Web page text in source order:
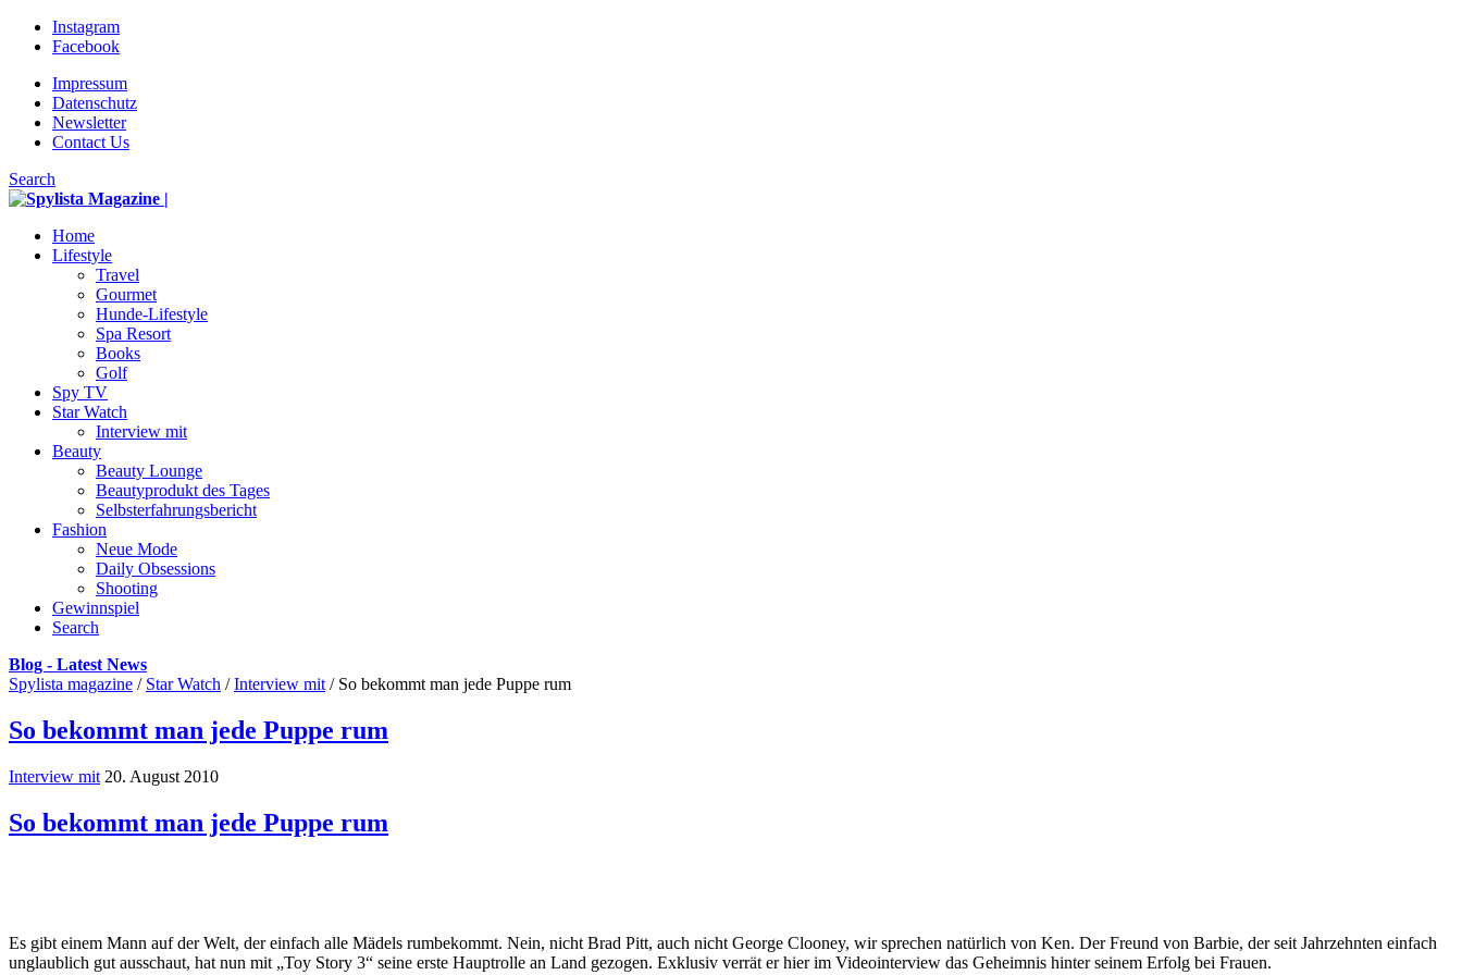
Instagram
Facebook
Impressum
Datenschutz
Newsletter
Contact Us
Search
Home
Lifestyle
Travel
Gourmet
Hunde-Lifestyle
Spa Resort
Books
Golf
Spy TV
Star Watch
Interview mit
Beauty
Beauty Lounge
Beautyprodukt des Tages
Selbsterfahrungsbericht
Fashion
Neue Mode
Daily Obsessions
Shooting
Gewinnspiel
Search
Blog - Latest News
Spylista magazine / Star Watch / Interview mit / So bekommt man jede Puppe rum
So bekommt man jede Puppe rum
Interview mit 20. August 2010
So bekommt man jede Puppe rum
Es gibt einem Mann auf der Welt, der einfach alle Mädels rumbekommt. Nein, nicht Brad Pitt, auch nicht George Clooney, wir sprechen natürlich von Ken. Der Freund von Barbie, der seit Jahrzehnten einfach
unglaublich gut ausschaut, hat nun mit „Toy Story 3“ seine erste Hauptrolle an Land gezogen. Exklusiv verrät er hier im Videointerview das Geheimnis hinter seinem Erfolg bei Frauen.